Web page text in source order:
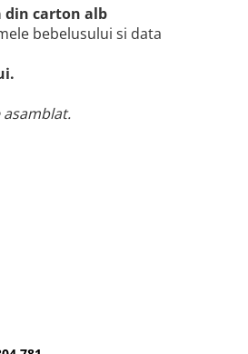
din carton alb
bebelusului si data